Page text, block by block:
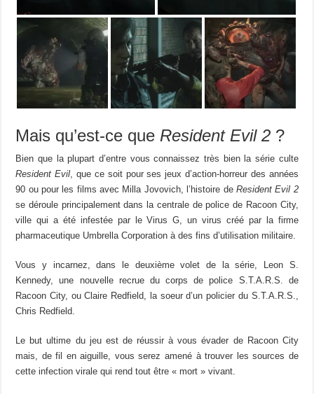
Mais qu’est-ce que Resident Evil 2 ?
Bien que la plupart d’entre vous connaissez très bien la série culte
Resident Evil , que ce soit pour ses jeux d’action-horreur des années
90 ou pour les films avec Milla Jovovich, l’histoire de Resident Evil 2
se déroule principalement dans la centrale de police de Racoon City,
ville qui a été infestée par le Virus G, un virus créé par la firme
pharmaceutique Umbrella Corporation à des fins d’utilisation militaire.
Vous y incarnez, dans le deuxième volet de la série, Leon S.
Kennedy, une nouvelle recrue du corps de police S.T.A.R.S. de
Racoon City, ou Claire Redfield, la soeur d’un policier du S.T.A.R.S.,
Chris Redfield.
Le but ultime du jeu est de réussir à vous évader de Racoon City
mais, de fil en aiguille, vous serez amené à trouver les sources de
cette infection virale qui rend tout être « mort » vivant.